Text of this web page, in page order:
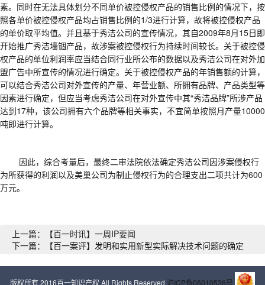
素。同时在无法具体划分不同单价被控侵权产品的销售比例的情况下，按
照各单价被控侵权产品均占销售比例的1/3进行计算，故将被控侵权产品
的单价取平均值。 并且基于秀洁公司的宣传情况，其自2009年8月15日即
开始推广秀洁墙锢产品，故涉案被控侵权行为持续时间较长。关于被控侵
权产品的单位利润率应当结合同行业所公布的数据以及秀洁公司在对外加
盟广告中所宣传的情况进行确定。关于被控侵权产品的年销售额的计算，
可以结合秀洁公司对外宣传的产量、年营业额、所拥有品牌、产品类型等
因素进行确定，但应当考虑秀洁公司在对外宣传中其“秀洁品牌”所涉产品
达到17种，该公司拥有六个品牌等相关事实，不宜简单按照月产量10000
吨即进行计算。
因此，综合考量后，最终二审法院依法确定秀洁公司因涉案侵权行
为所获得的利润以及美巢公司为制止侵权行为的合理支出二项共计为600
万元。
上一篇：【百一时讯】一周IP要闻
下一篇：【百一案评】发明和实用新型实际解决技术问题的确定
版权所有 2016百一知识产权 All Rights Reserved 沪ICP备06010536号